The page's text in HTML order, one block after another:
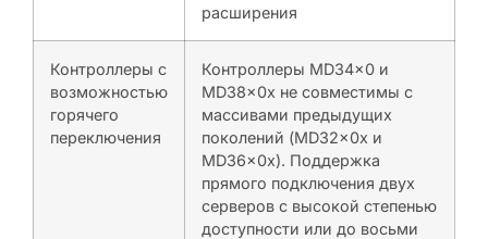
расширения
Контроллеры с
возможностью
горячего
переключения
Контроллеры MD34x0 и
MD38x0x не совместимы с
массивами предыдущих
поколений (MD32x0x и
MD36x0x). Поддержка
прямого подключения двух
серверов с высокой степенью
доступности или до восьми